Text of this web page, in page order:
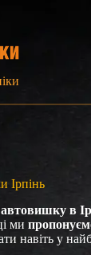
Ірпінь
автовишку в
ми
навіть у